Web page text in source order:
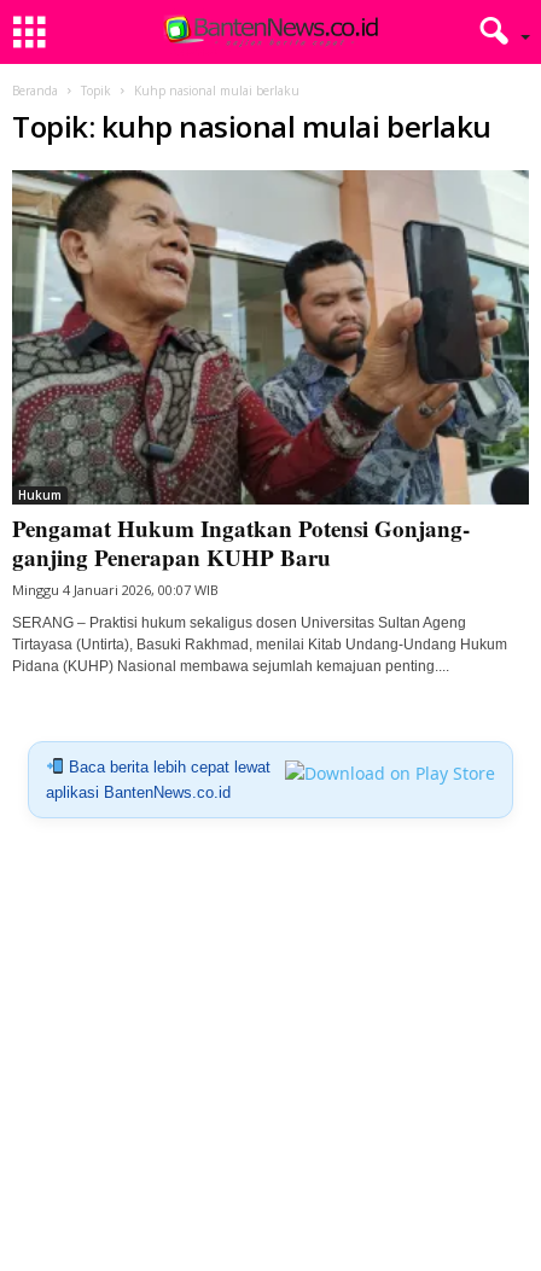
Beranda Topik Kuhp nasional mulai berlaku
Topik: kuhp nasional mulai berlaku
Hukum
Pengamat Hukum Ingatkan Potensi Gonjang-
ganjing Penerapan KUHP Baru
Minggu 4 Januari 2026, 00:07 WIB
SERANG – Praktisi hukum sekaligus dosen Universitas Sultan Ageng
Tirtayasa (Untirta), Basuki Rakhmad, menilai Kitab Undang-Undang Hukum
Pidana (KUHP) Nasional membawa sejumlah kemajuan penting....
Baca berita lebih cepat lewat
aplikasi BantenNews.co.id